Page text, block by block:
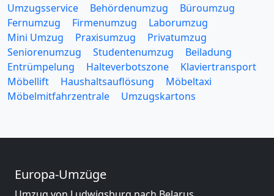
Umzugsservice Behördenumzug
Büroumzug
Fernumzug
Firmenumzug
Laborumzug
Mini Umzug
Praxisumzug
Privatumzug
Seniorenumzug
Studentenumzug
Beiladung
Entrümpelung
Halteverbotszone
Klaviertransport
Möbellift
Haushaltsauflösung
Möbeltaxi
Möbelmitfahrzentrale
Umzugskartons
Europa-Umzüge